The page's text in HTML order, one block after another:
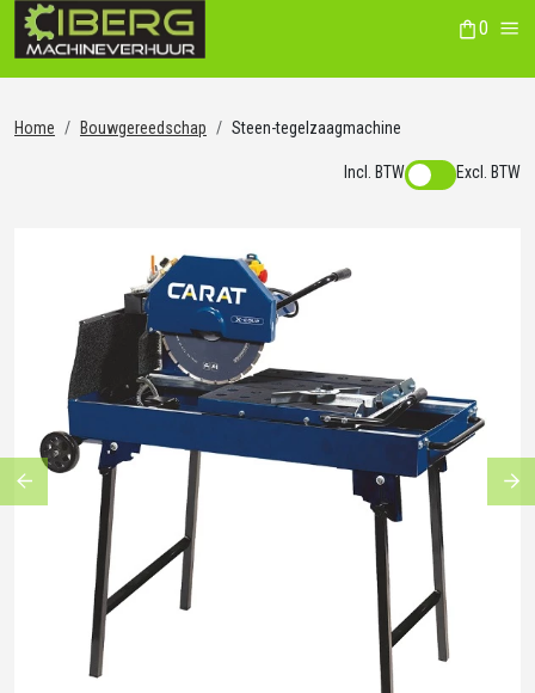
0
Home Bouwgereedschap Steen-tegelzaagmachine
Incl. BTW Excl. BTW
Previous